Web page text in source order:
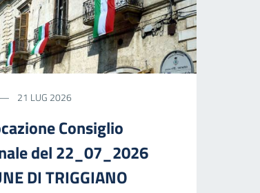
21 LUG 2026
Consiglio
del 22_07_2026
DI TRIGGIANO